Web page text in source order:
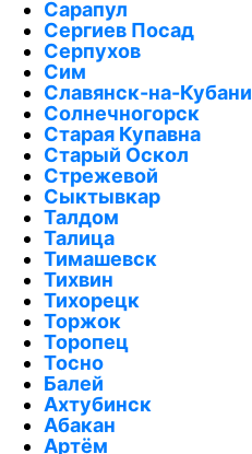
Сарапул
Сергиев Посад
Серпухов
Сим
Славянск-на-Кубани
Солнечногорск
Старая Купавна
Старый Оскол
Стрежевой
Сыктывкар
Талдом
Талица
Тимашевск
Тихвин
Тихорецк
Торжок
Торопец
Тосно
Балей
Ахтубинск
Абакан
Артём